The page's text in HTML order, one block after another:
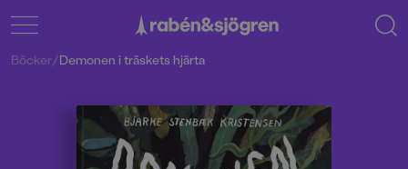
Böcker/Demonen i träskets hjärta